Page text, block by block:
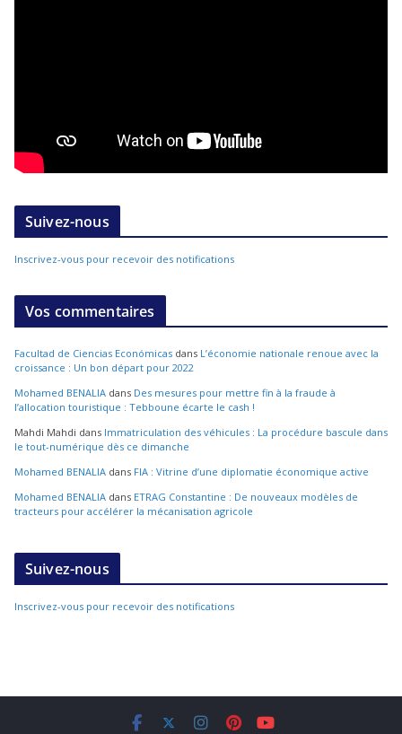
Suivez-nous
Inscrivez-vous pour recevoir des notifications
Vos commentaires
Facultad de Ciencias Económicas dans L’économie nationale renoue avec la
croissance : Un bon départ pour 2022
Mohamed BENALIA dans Des mesures pour mettre fin à la fraude à
l’allocation touristique : Tebboune écarte le cash !
Mahdi Mahdi dans Immatriculation des véhicules : La procédure bascule dans
le tout-numérique dès ce dimanche
Mohamed BENALIA dans FIA : Vitrine d’une diplomatie économique active
Mohamed BENALIA dans ETRAG Constantine : De nouveaux modèles de
tracteurs pour accélérer la mécanisation agricole
Suivez-nous
Inscrivez-vous pour recevoir des notifications